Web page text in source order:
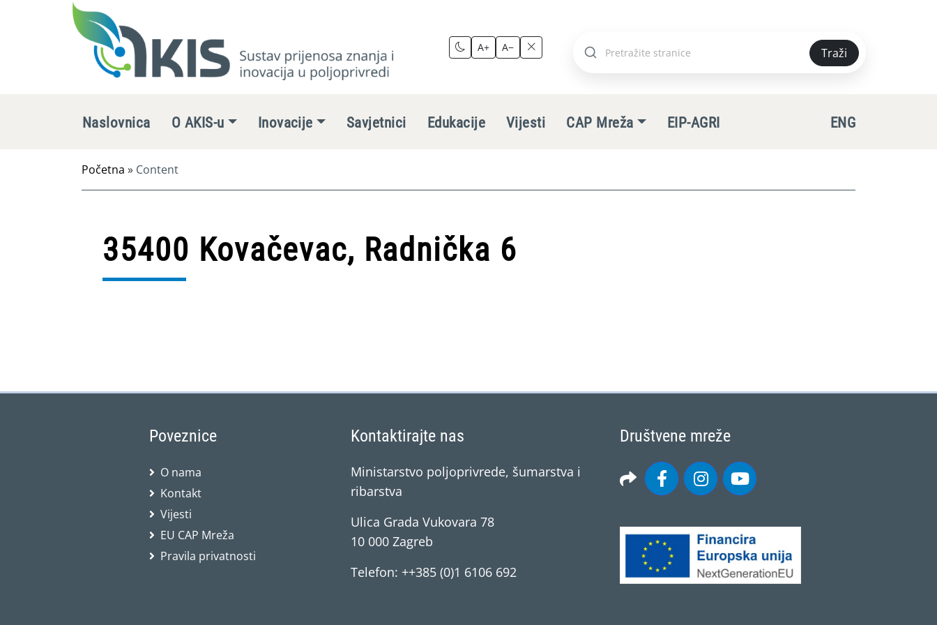
A+ A−
Pretraži
Traži
Naslovnica O AKIS-u Inovacije Savjetnici Edukacije Vijesti CAP Mreža EIP-AGRI ENG
Početna » Content
35400 Kovačevac, Radnička 6
Poveznice
O nama
Kontakt
Vijesti
EU CAP Mreža
Pravila privatnosti
Kontaktirajte nas
Ministarstvo poljoprivrede, šumarstva i
ribarstva
Ulica Grada Vukovara 78
10 000 Zagreb
Telefon: ++385 (0)1 6106 692
Društvene mreže